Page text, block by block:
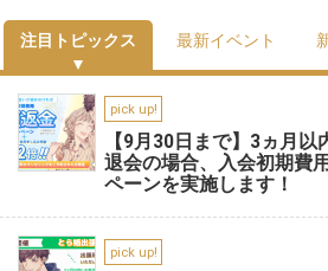
注目トピックス 最新イベント
pick up!
【9月30日まで】3ヵ月
退会の場合、入会初期費
ペーンを実施します！
pick up!